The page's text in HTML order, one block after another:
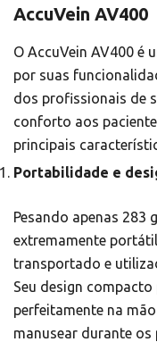
AccuVein AV400
O AccuVein AV400 é
por suas
dos profissionais de
conforto aos
principais
Portabilidade e
Pesando apenas 283
extremamente
transportado e
Seu design compacto
perfeitamente na
manusear durante